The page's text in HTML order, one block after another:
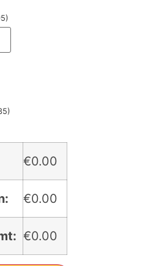
)
)
€0.00
€0.00
€0.00